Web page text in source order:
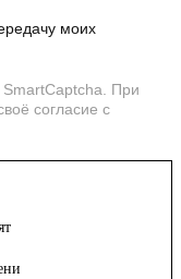
моих
SmartCaptcha. При
согласие с